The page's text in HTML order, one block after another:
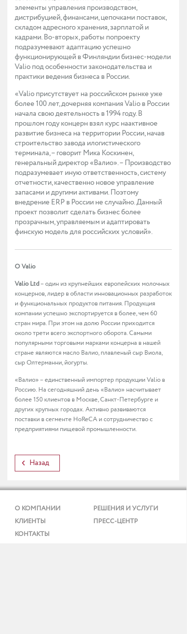
элементы управления производством,
дистрибуцией, финансами, цепочками поставок,
складом адресного хранения, зарплатой и
кадрами. Во-вторых, работы попроекту
подразумевают адаптацию успешно
функционирующей в Финляндии бизнес-модели
Valio под особенности законодательства и
практики ведения бизнеса в России.
«Valio присутствует на российском рынке уже
более 100 лет, дочерняя компания Valio в России
начала свою деятельность в 1994 году. В
прошлом году концерн взял курс наактивное
развитие бизнеса на территории России, начав
строительство завода илогистического
терминала, – говорит Мика Коскинен,
генеральный директор «Валио». – Производство
подразумевает иную ответственность, систему
отчетности, качественно новое управление
запасами и другими активами. Поэтому
внедрение ERP в России не случайно. Данный
проект позволит сделать бизнес более
прозрачным, управляемым и адаптировать
финскую модель для российских условий».
О Valio
Valio Ltd– один из крупнейших европейских молочных
концернов, лидер в области инновационных разработок
и функциональных продуктов питания. Продукция
компании успешно экспортируется в более, чем 60
стран мира. При этом на долю России приходится
около трети всего экспортного оборота. Самыми
популярными торговыми марками концерна в нашей
стране являются масло Валио, плавленый сыр Виола,
сыр Олтерманни, йогурты.
«Валио» – единственный импортер продукции Valio в
Россию. На сегодняшний день «Валио» насчитывает
более 150 клиентов в Москве, Санкт-Петербурге и
других крупных городах. Активно развиваются
поставки в сегменте HoReCA и сотрудничество с
предприятиями пищевой промышленности.
Назад
О КОМПАНИИ
РЕШЕНИЯ И УСЛУГИ
КЛИЕНТЫ
ПРЕСС-ЦЕНТР
КОНТАКТЫ